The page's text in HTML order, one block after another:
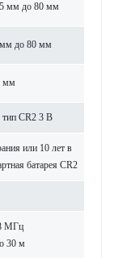
мм до 80 мм
до 80 мм
мм
тип CR2 3 В
или 10 лет в
бат­арея CR2
МГц
30 м